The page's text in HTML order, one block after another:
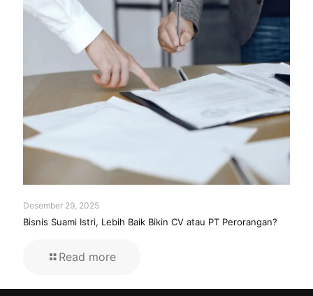
Desember 29, 2025
Bisnis Suami Istri, Lebih Baik Bikin CV atau PT Perorangan?
Read more